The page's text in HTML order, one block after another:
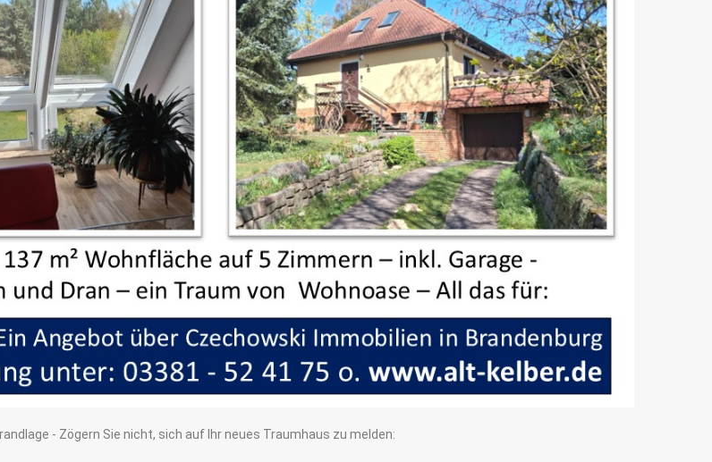
- Zögern Sie nicht, sich auf Ihr neues Traumhaus zu melden: